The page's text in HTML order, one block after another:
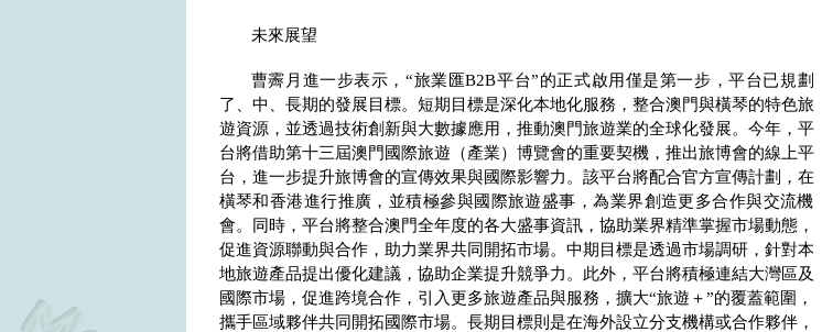
未來展望
曹霽月進一步表示，“旅業匯B2B平台”的正式啟用僅是第一步，平台已規劃
了、中、長期的發展目標。短期目標是深化本地化服務，整合澳門與橫琴的特色旅
遊資源，並透過技術創新與大數據應用，推動澳門旅遊業的全球化發展。今年，平
台將借助第十三屆澳門國際旅遊（產業）博覽會的重要契機，推出旅博會的線上平
台，進一步提升旅博會的宣傳效果與國際影響力。該平台將配合官方宣傳計劃，在
橫琴和香港進行推廣，並積極參與國際旅遊盛事，為業界創造更多合作與交流機
會。同時，平台將整合澳門全年度的各大盛事資訊，協助業界精準掌握市場動態，
促進資源聯動與合作，助力業界共同開拓市場。中期目標是透過市場調研，針對本
地旅遊產品提出優化建議，協助企業提升競爭力。此外，平台將積極連結大灣區及
國際市場，促進跨境合作，引入更多旅遊產品與服務，擴大“旅遊＋”的覆蓋範圍，
攜手區域夥伴共同開拓國際市場。長期目標則是在海外設立分支機構或合作夥伴，